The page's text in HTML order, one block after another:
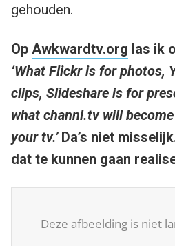
gehouden.
Op Awkwardtv.org las ik
‘What Flickr is for photos,
clips, Slideshare is for
what channl.tv will
your tv.’Da’s niet
dat te kunnen gaan
Deze afbeelding is niet